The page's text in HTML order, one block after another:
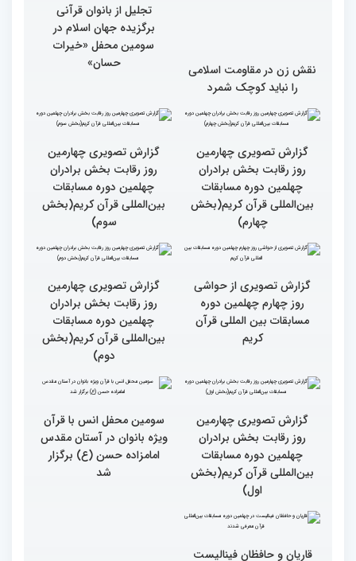
نقش زن در مقاومت اسلامی
را نباید کوچک شمرد
تجلیل از بانوان قرآنی
برگزیده جهان اسلام در
سومین محفل «خیرات
حسان»
گزارش تصویری چهارمین
روز رقابت بخش برادران
چهلمین دوره مسابقات
بین‌المللی قرآن کریم(بخش
چهارم)
گزارش تصویری چهارمین
روز رقابت بخش برادران
چهلمین دوره مسابقات
بین‌المللی قرآن کریم(بخش
سوم)
گزارش تصویری از حواشی
روز چهارم چهلمین دوره
مسابقات بین المللی قرآن
کریم
گزارش تصویری چهارمین
روز رقابت بخش برادران
چهلمین دوره مسابقات
بین‌المللی قرآن کریم(بخش
دوم)
گزارش تصویری چهارمین
روز رقابت بخش برادران
چهلمین دوره مسابقات
بین‌المللی قرآن کریم(بخش
اول)
سومین محفل انس با قرآن
ویژه بانوان در آستان مقدس
امامزاده حسن (ع) برگزار
شد
قاریان و حافظان فینالیست‌